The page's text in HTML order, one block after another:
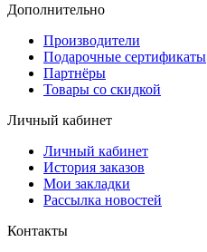
Дополнительно
Производители
Подарочные сертификаты
Партнёры
Товары со скидкой
Личный кабинет
Личный кабинет
История заказов
Мои закладки
Рассылка новостей
Контакты